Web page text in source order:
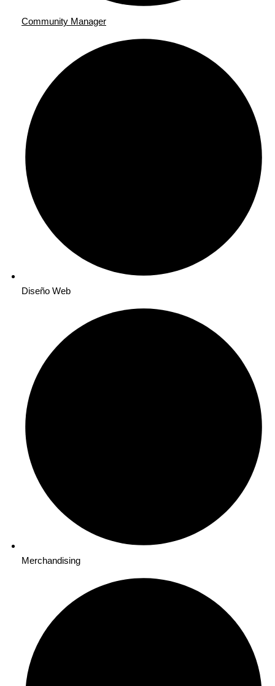
Community Manager
Diseño Web
Merchandising